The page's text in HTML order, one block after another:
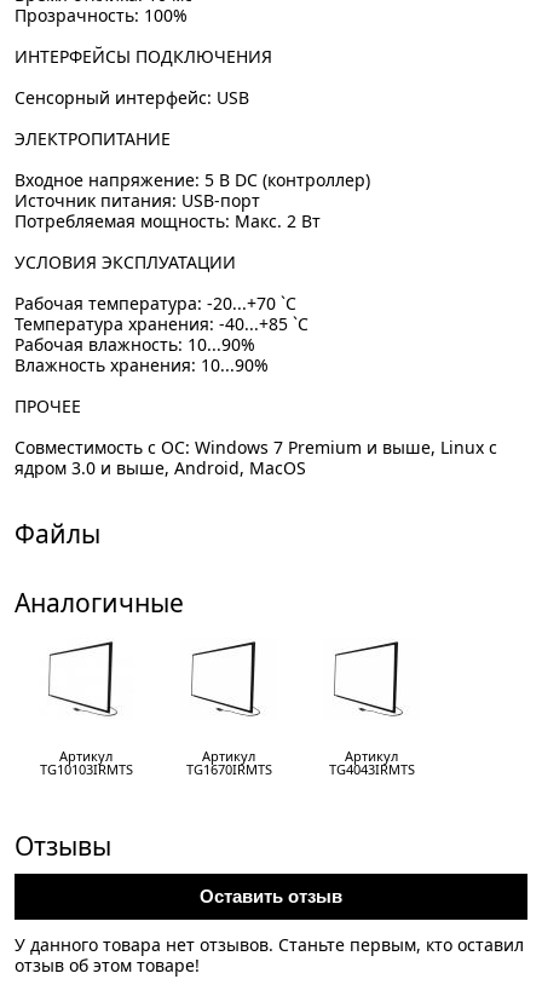
Прозрачность: 100%
ИНТЕРФЕЙСЫ ПОДКЛЮЧЕНИЯ
Сенсорный интерфейс: USB
ЭЛЕКТРОПИТАНИЕ
Входное напряжение: 5 В DC (контроллер)
Источник питания: USB-порт
Потребляемая мощность: Макс. 2 Вт
УСЛОВИЯ ЭКСПЛУАТАЦИИ
Рабочая температура: -20...+70 `C
Температура хранения: -40...+85 `C
Рабочая влажность: 10...90%
Влажность хранения: 10...90%
ПРОЧЕЕ
Совместимость с ОС: Windows 7 Premium и выше, Linux с
ядром 3.0 и выше, Android, MacOS
Файлы
Аналогичные
Артикул
TG10103IRMTS
Артикул
TG1670IRMTS
Артикул
TG4043IRMTS
Отзывы
Оставить отзыв
У данного товара нет отзывов. Станьте первым, кто оставил
отзыв об этом товаре!